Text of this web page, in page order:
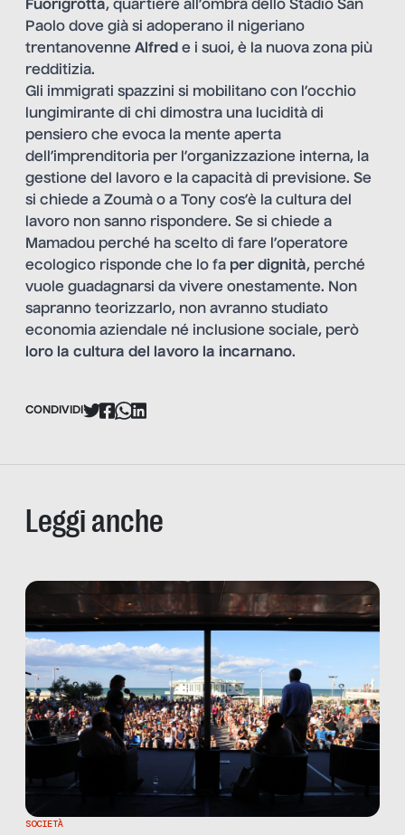
Fuorigrotta, quartiere all’ombra dello Stadio San
Paolo dove già si adoperano il nigeriano
trentanovenne Alfred e i suoi, è la nuova zona più
redditizia.
Gli immigrati spazzini si mobilitano con l’occhio
lungimirante di chi dimostra una lucidità di
pensiero che evoca la mente aperta
dell’imprenditoria per l’organizzazione interna, la
gestione del lavoro e la capacità di previsione. Se
si chiede a Zoumà o a Tony cos’è la cultura del
lavoro non sanno rispondere. Se si chiede a
Mamadou perché ha scelto di fare l’operatore
ecologico risponde che lo fa per dignità, perché
vuole guadagnarsi da vivere onestamente. Non
sapranno teorizzarlo, non avranno studiato
economia aziendale né inclusione sociale, però
loro la cultura del lavoro la incarnano.
CONDIVIDI
Leggi anche
SOCIETÀ